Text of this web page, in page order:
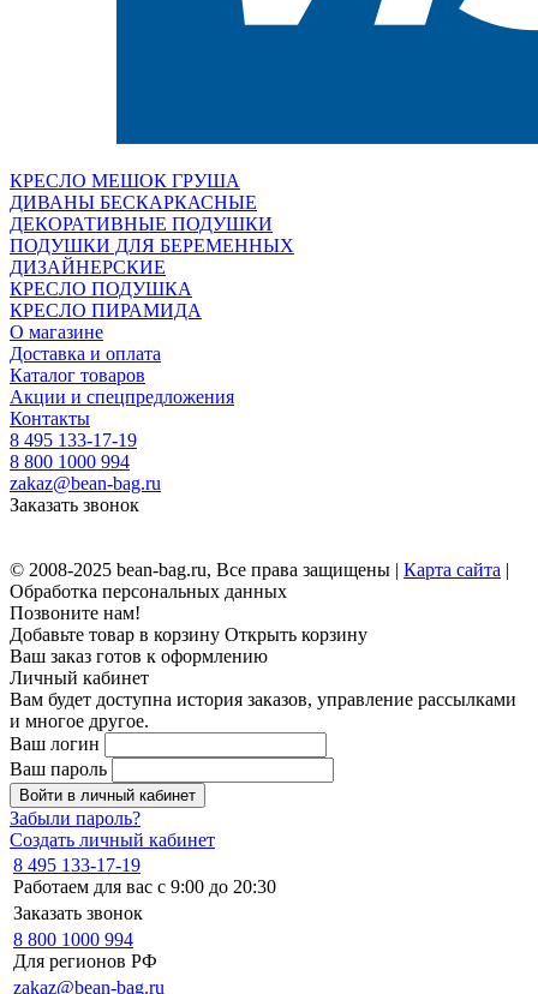
КРЕСЛО МЕШОК ГРУША
ДИВАНЫ БЕСКАРКАСНЫЕ
ДЕКОРАТИВНЫЕ ПОДУШКИ
ПОДУШКИ ДЛЯ БЕРЕМЕННЫХ
ДИЗАЙНЕРСКИЕ
КРЕСЛО ПОДУШКА
КРЕСЛО ПИРАМИДА
О магазине
Доставка и оплата
Каталог товаров
Акции и спецпредложения
Контакты
8 495 133-17-19
8 800 1000 994
zakaz@bean-bag.ru
Заказать звонок
© 2008-2025 bean-bag.ru, Все права защищены | Карта сайта |
Обработка персональных данных
Позвоните нам!
Добавьте товар в корзину Открыть корзину
Ваш заказ готов к оформлению
Личный кабинет
Вам будет доступна история заказов, управление рассылками
и многое другое.
Ваш логин
Ваш пароль
Войти в личный кабинет
Забыли пароль?
Создать личный кабинет
8 495 133-17-19
Работаем для вас с 9:00 до 20:30
Заказать звонок
8 800 1000 994
Для регионов РФ
zakaz@bean-bag.ru